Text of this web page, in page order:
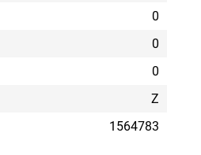
0
0
0
Ζ
1564783